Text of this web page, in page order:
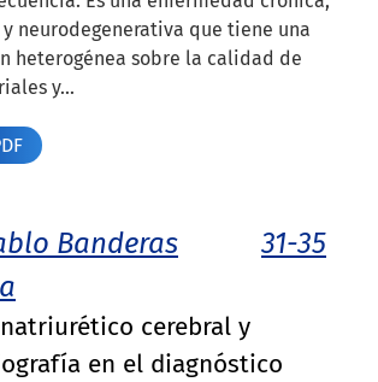
neurodegenerativa que tiene una
heterogénea sobre la calidad de
y...
Banderas
31-35
cerebral y
en el diagnóstico